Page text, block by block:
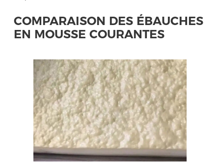
COMPARAISON DES ÉBAUCHES
EN MOUSSE COURANTES